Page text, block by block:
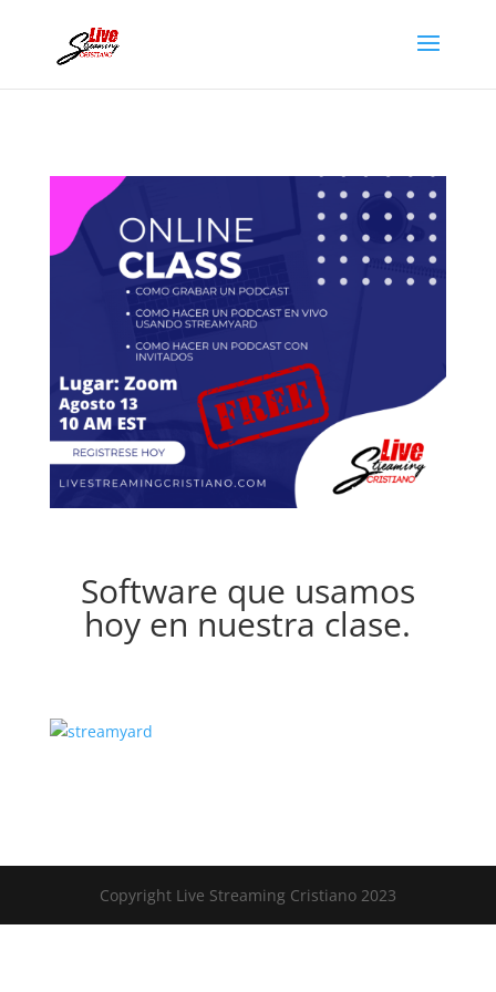
Software que usamos
hoy en nuestra clase.
Copyright Live Streaming Cristiano 2023